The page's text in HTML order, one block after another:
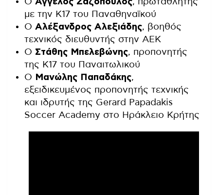
με την Κ17 του Παναθηναϊκού
Ο Αλέξανδρος Αλεξιάδης, βοηθός
τεχνικός διευθυντής στην ΑΕΚ
Ο Στάθης Μπελεβώνης, προπονητής
της Κ17 του Παναιτωλικού
Ο Μανώλης Παπαδάκης,
εξειδικευμένος προπονητής τεχνικής
και ιδρυτής της Gerard Papadakis
Soccer Academy στο Ηράκλειο Κρήτης